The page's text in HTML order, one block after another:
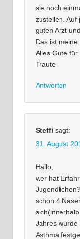
sie noch
zustellen. Auf
guten Arzt
Das ist meine
Alles Gute für
Traute
Antworten
Steffi sagt:
31. August
Hallo,
wer hat
schon 4
Jahres wurde
Asthma